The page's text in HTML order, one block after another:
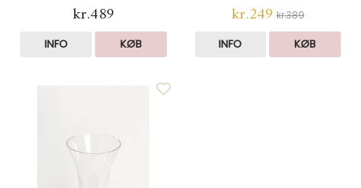
kr.489
INFO KØB
kr.249 kr.389
INFO KØB